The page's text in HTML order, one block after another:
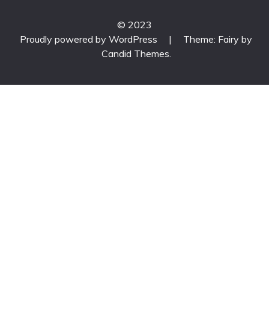
© 2023
Proudly powered by WordPress
|
Theme: Fairy by
Candid Themes